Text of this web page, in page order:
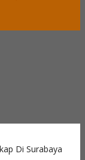
Di Surabaya